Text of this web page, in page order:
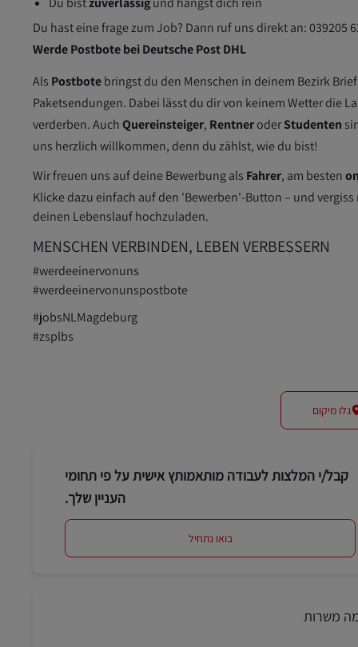
Du hast eine frage zum Job? Dann ruf uns direkt an: 039205
Werde Postbote bei Deutsche Post DHL
Als Postbotebringst du den Menschen in deinem Bezirk
Paketsendungen. Dabei lässt du dir von keinem Wetter die
verderben. AuchQuereinsteiger, RentneroderStudenten
uns herzlich willkommen, denn du zählst, wie du bist!
Wir freuen uns auf deine Bewerbung als Fahrer, am besten
Klicke dazu einfach auf den 'Bewerben'-Button – und
deinen Lebenslauf hochzuladen.
MENSCHEN VERBINDEN, LEBEN VERBESSERN
#werdeeinervonuns
#werdeeinervonunspostbote
#jobsNLMagdeburg
#zsplbs
גלו מיקום
קבל/י המלצות לעבודה מותאמותץ אישית על פי תחומי
העניין שלך.
בואו נתחיל
משרות